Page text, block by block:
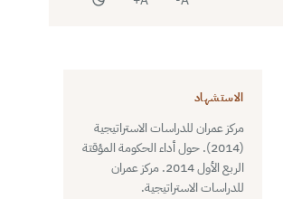
الاستشهاد
مركز عمران للدراسات الاستراتيجية
(2014). حول أداء الحكومة المؤقتة
الربع الأول 2014. مركز عمران
للدراسات الاستراتيجية.